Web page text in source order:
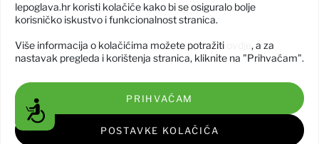
Pristupačnost
lepoglava.hr koristi kolačiće kako bi se osiguralo bolje
korisničko iskustvo i funkcionalnost stranica.
Više informacija o kolačićima možete potražiti
, a za
nastavak pregleda i korištenja stranica, kliknite na "Prihvaćam".
PRIHVAĆAM
POSTAVKE KOLAČIĆA
Grad Lepoglava © Sva prava pridržana 2026
Izjava o pristupačnosti
Izrada web stranice: